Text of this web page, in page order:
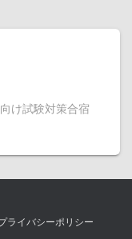
け試験対策合宿
ライバシーポリシー